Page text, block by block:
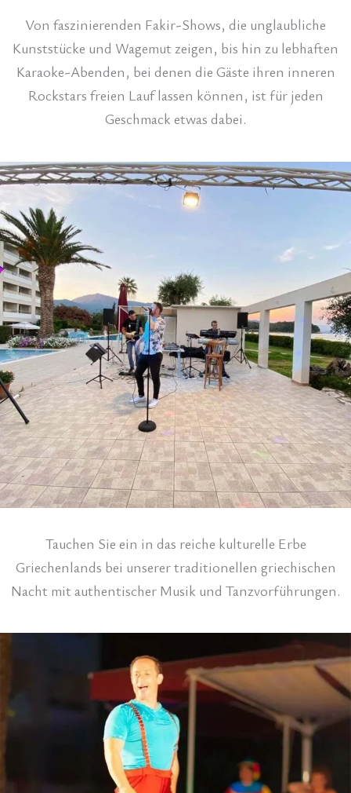
Von faszinierenden Fakir-Shows, die unglaubliche
Kunststücke und Wagemut zeigen, bis hin zu lebhaften
Karaoke-Abenden, bei denen die Gäste ihren inneren
Rockstars freien Lauf lassen können, ist für jeden
Geschmack etwas dabei.
Tauchen Sie ein in das reiche kulturelle Erbe
Griechenlands bei unserer traditionellen griechischen
Nacht mit authentischer Musik und Tanzvorführungen.